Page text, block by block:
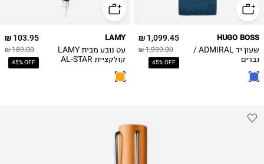
1,099.45 ₪
1,999.00 ₪
45% OFF
HUGO BOSS
שעון יד ADMIRAL /
גברים
103.95 ₪
189.00 ₪
45% OFF
LAMY
עט נובע מבית LAMY
קולקציית AL-STAR